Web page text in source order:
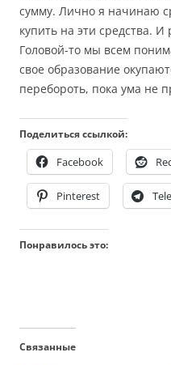
сумму. Лично я начинаю
купить на эти средства.
Головой-то мы всем
свое образование
перебороть, пока ума не
Поделиться ссылкой:
Facebook
Pinterest
Понравилось это:
Связанные